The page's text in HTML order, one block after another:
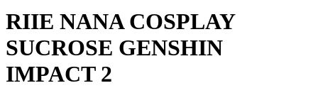
RIIE NANA COSPLAY
SUCROSE GENSHIN
IMPACT 2